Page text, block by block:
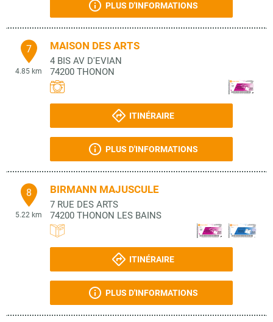
PLUS D'INFORMATIONS
7
4.85 km
MAISON DES ARTS
4 BIS AV D'EVIAN
74200 THONON
ITINÉRAIRE
PLUS D'INFORMATIONS
8
5.22 km
BIRMANN MAJUSCULE
7 RUE DES ARTS
74200 THONON LES BAINS
ITINÉRAIRE
PLUS D'INFORMATIONS